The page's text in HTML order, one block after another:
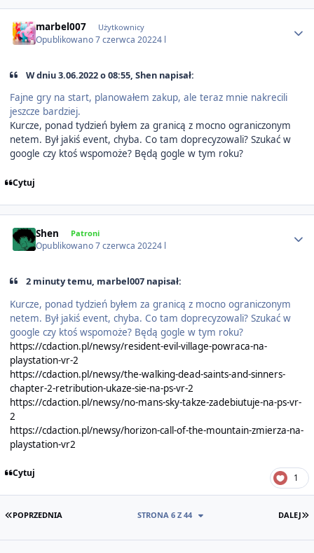
marbel007 Użytkownicy
Opublikowano7 czerwca 20224 l
W dniu 3.06.2022 o 08:55, Shen napisał:
Fajne gry na start, planowałem zakup, ale teraz mnie nakrecili
jeszcze bardziej.
Kurcze, ponad tydzień byłem za granicą z mocno ograniczonym
netem. Był jakiś event, chyba. Co tam doprecyzowali? Szukać w
google czy ktoś wspomoże? Będą gogle w tym roku?
Cytuj
Shen Patroni
Opublikowano7 czerwca 20224 l
2 minuty temu, marbel007 napisał:
Kurcze, ponad tydzień byłem za granicą z mocno ograniczonym
netem. Był jakiś event, chyba. Co tam doprecyzowali? Szukać w
google czy ktoś wspomoże? Będą gogle w tym roku?
https://cdaction.pl/newsy/resident-evil-village-powraca-na-
playstation-vr-2
https://cdaction.pl/newsy/the-walking-dead-saints-and-sinners-
chapter-2-retribution-ukaze-sie-na-ps-vr-2
https://cdaction.pl/newsy/no-mans-sky-takze-zadebiutuje-na-ps-vr-
2
https://cdaction.pl/newsy/horizon-call-of-the-mountain-zmierza-na-
playstation-vr2
Cytuj 1
PIERWSZA STRONA
POPRZEDNIA DALEJ
STRONA 6 Z 44